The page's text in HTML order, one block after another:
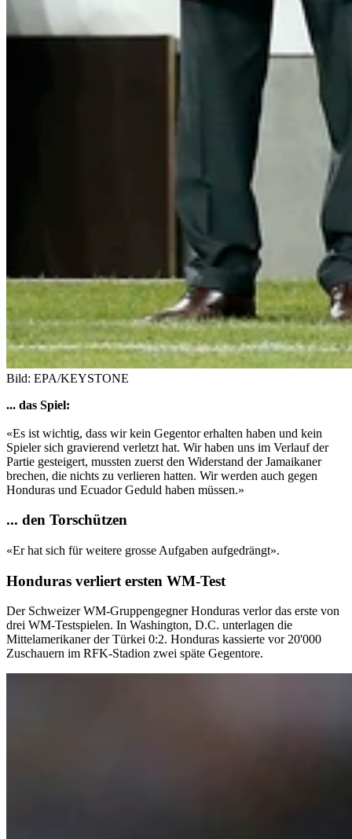
Bild: EPA/KEYSTONE
... das Spiel:
«Es ist wichtig, dass wir kein Gegentor erhalten haben und kein
Spieler sich gravierend verletzt hat. Wir haben uns im Verlauf der
Partie gesteigert, mussten zuerst den Widerstand der Jamaikaner
brechen, die nichts zu verlieren hatten. Wir werden auch gegen
Honduras und Ecuador Geduld haben müssen.»
... den Torschützen
«Er hat sich für weitere grosse Aufgaben aufgedrängt».
Honduras verliert ersten WM-Test
Der Schweizer WM-Gruppengegner Honduras verlor das erste von
drei WM-Testspielen. In Washington, D.C. unterlagen die
Mittelamerikaner der Türkei 0:2. Honduras kassierte vor 20'000
Zuschauern im RFK-Stadion zwei späte Gegentore.